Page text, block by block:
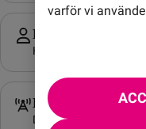
Mitt konto och
Hjälp med Mitt konto
Driftinformation
Driftstatus i vårt
varför vi